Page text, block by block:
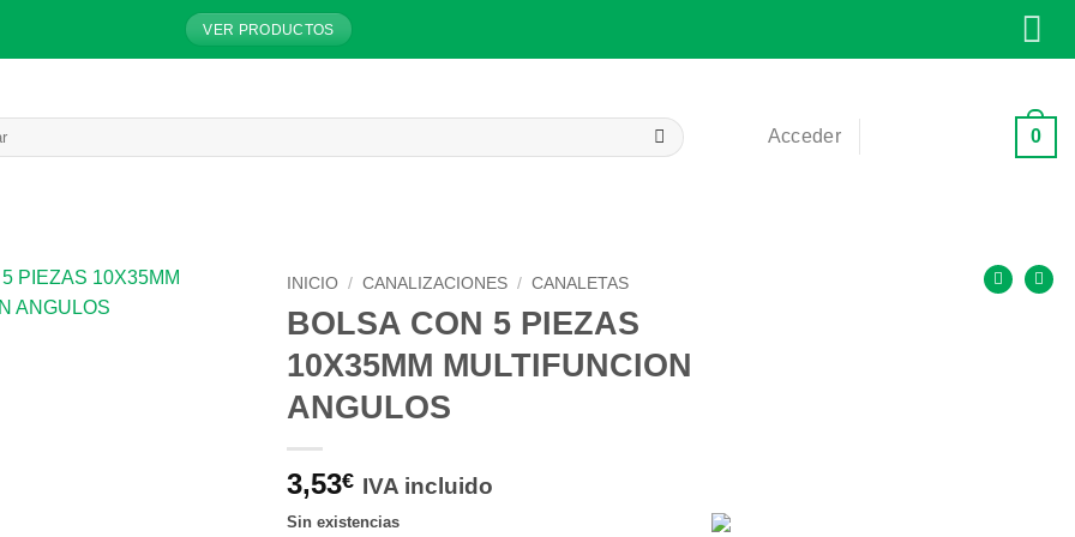
VER PRODUCTOS
Acceder 0
INICIO / CANALIZACIONES / CANALETAS
BOLSA CON 5 PIEZAS
10X35MM MULTIFUNCION
ANGULOS
3,53€ IVA incluido
Sin existencias